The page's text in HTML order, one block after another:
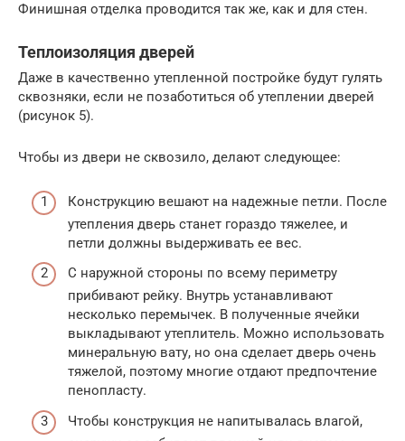
Финишная отделка проводится так же, как и для стен.
Теплоизоляция дверей
Даже в качественно утепленной постройке будут гулять
сквозняки, если не позаботиться об утеплении дверей
(рисунок 5).
Чтобы из двери не сквозило, делают следующее:
Конструкцию вешают на надежные петли. После
утепления дверь станет гораздо тяжелее, и
петли должны выдерживать ее вес.
С наружной стороны по всему периметру
прибивают рейку. Внутрь устанавливают
несколько перемычек. В полученные ячейки
выкладывают утеплитель. Можно использовать
минеральную вату, но она сделает дверь очень
тяжелой, поэтому многие отдают предпочтение
пенопласту.
Чтобы конструкция не напитывалась влагой,